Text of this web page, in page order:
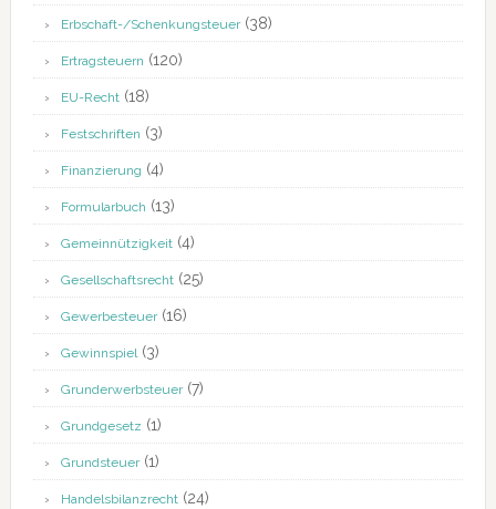
Erbschaft-/Schenkungsteuer(38)
Ertragsteuern (120)
EU-Recht(18)
Festschriften (3)
Finanzierung (4)
Formularbuch (13)
Gemeinnützigkeit(4)
Gesellschaftsrecht(25)
Gewerbesteuer(16)
Gewinnspiel(3)
Grunderwerbsteuer(7)
Grundgesetz (1)
Grundsteuer(1)
Handelsbilanzrecht(24)